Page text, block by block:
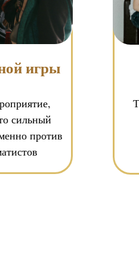
игры
сильный
против